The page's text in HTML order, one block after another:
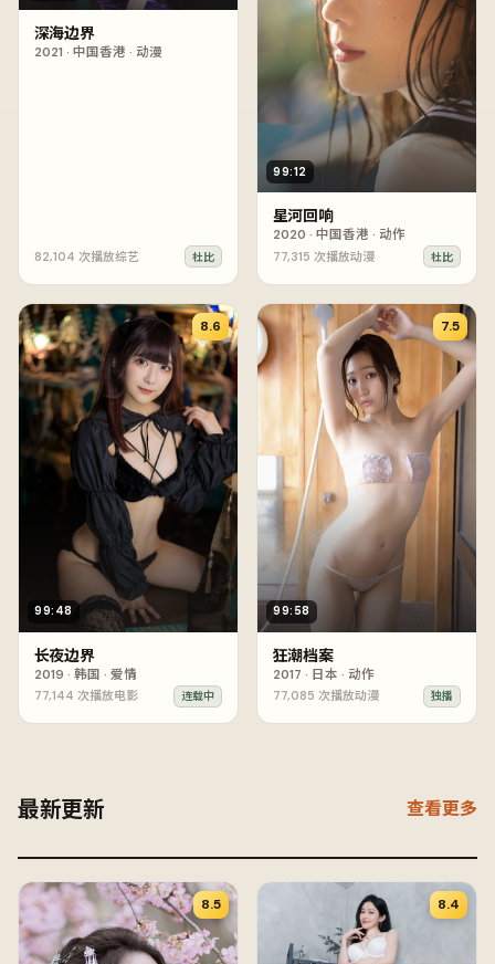
深海边界
2021 · 中国香港 · 动漫
82,104 次播放综艺 杜比
99:12
星河回响
2020 · 中国香港 · 动作
77,315 次播放动漫 杜比
99:48
8.6
长夜边界
2019 · 韩国 · 爱情
77,144 次播放电影 连载中
99:58
7.5
狂潮档案
2017 · 日本 · 动作
77,085 次播放动漫 独播
最新更新 查看更多
8.5 8.4